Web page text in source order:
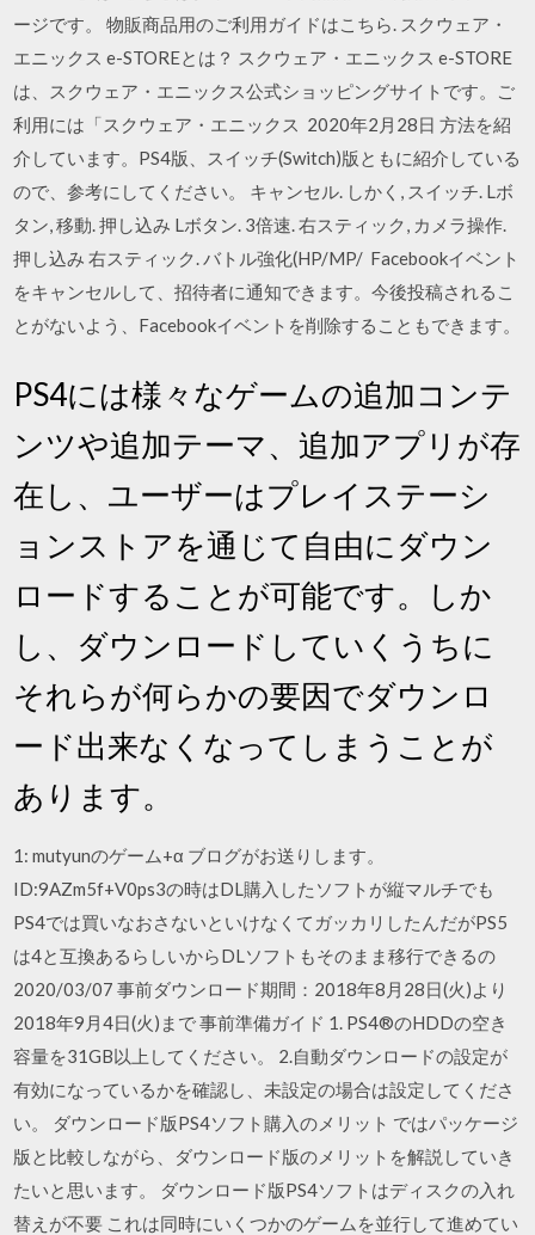
ージです。 物販商品用のご利用ガイドはこちら. スクウェア・
エニックス e-STOREとは？ スクウェア・エニックス e-STORE
は、スクウェア・エニックス公式ショッピングサイトです。ご
利用には「スクウェア・エニックス 2020年2月28日 方法を紹
介しています。PS4版、スイッチ(Switch)版ともに紹介している
ので、参考にしてください。 キャンセル. しかく, スイッチ. Lボ
タン, 移動. 押し込み Lボタン. 3倍速. 右スティック, カメラ操作.
押し込み 右スティック. バトル強化(HP/MP/ Facebookイベント
をキャンセルして、招待者に通知できます。今後投稿されるこ
とがないよう、Facebookイベントを削除することもできます。
PS4には様々なゲームの追加コンテ
ンツや追加テーマ、追加アプリが存
在し、ユーザーはプレイステーシ
ョンストアを通じて自由にダウン
ロードすることが可能です。しか
し、ダウンロードしていくうちに
それらが何らかの要因でダウンロ
ード出来なくなってしまうことが
あります。
1: mutyunのゲーム+α ブログがお送りします。
ID:9AZm5f+V0ps3の時はDL購入したソフトが縦マルチでも
PS4では買いなおさないといけなくてガッカリしたんだがPS5
は4と互換あるらしいからDLソフトもそのまま移行できるの
2020/03/07 事前ダウンロード期間：2018年8月28日(火)より
2018年9月4日(火)まで 事前準備ガイド 1. PS4®のHDDの空き
容量を31GB以上してください。 2.自動ダウンロードの設定が
有効になっているかを確認し、未設定の場合は設定してくださ
い。 ダウンロード版PS4ソフト購入のメリット ではパッケージ
版と比較しながら、ダウンロード版のメリットを解説していき
たいと思います。 ダウンロード版PS4ソフトはディスクの入れ
替えが不要 これは同時にいくつかのゲームを並行して進めてい